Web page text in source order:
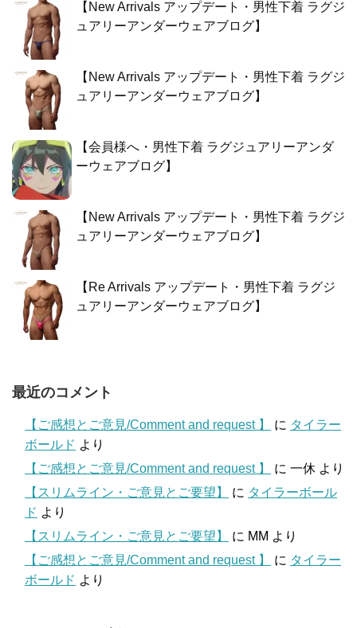
【New Arrivals アップデート・男性下着 ラグジ
ュアリーアンダーウェアブログ】
【New Arrivals アップデート・男性下着 ラグジ
ュアリーアンダーウェアブログ】
【会員様へ・男性下着 ラグジュアリーアンダ
ーウェアブログ】
【New Arrivals アップデート・男性下着 ラグジ
ュアリーアンダーウェアブログ】
【Re Arrivals アップデート・男性下着 ラグジ
ュアリーアンダーウェアブログ】
最近のコメント
【ご感想とご意見/Comment and request 】 に タイラー
ボールド より
【ご感想とご意見/Comment and request 】
に 一休 より
【スリムライン・ご意見とご要望】
に タイラーボール
ド より
【スリムライン・ご意見とご要望】
に MM より
【ご感想とご意見/Comment and request 】
に タイラー
ボールド より